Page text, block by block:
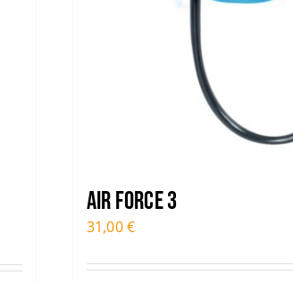
Air Force 3
31,00€